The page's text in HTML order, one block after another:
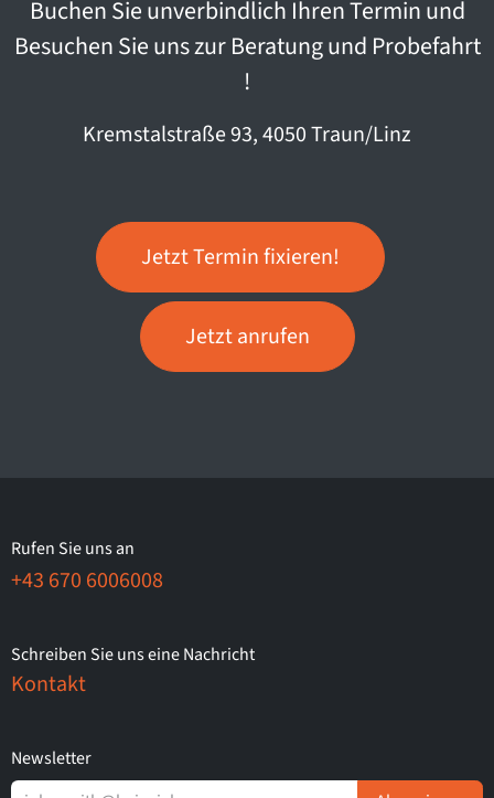
Buchen Sie unverbindlich Ihren Termin und
Besuchen Sie uns zur Beratung und Probefahrt
!
Kremstalstraße 93, 4050 Traun/Linz
Jetzt Termin fixieren!
Jetzt anrufen
Rufen Sie uns an
+43 670 6006008
Schreiben Sie uns eine Nachricht
Kontakt
Newsletter